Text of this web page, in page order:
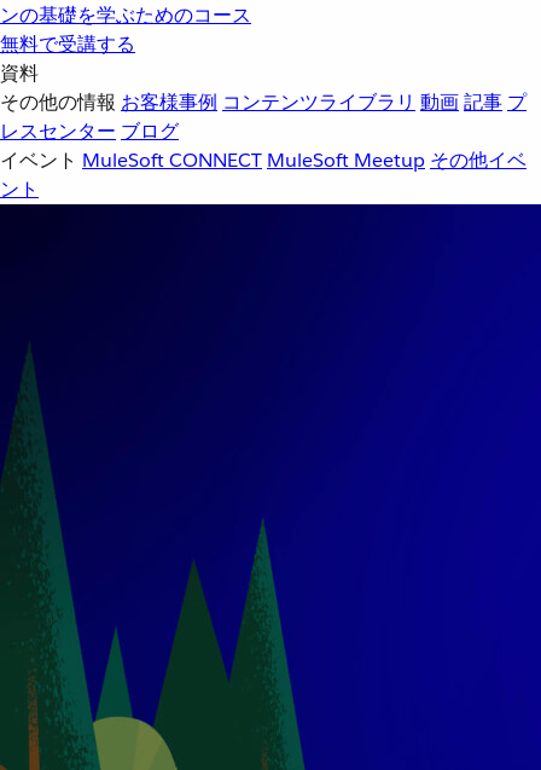
ンの基礎を学ぶためのコース
無料で受講する
資料
その他の情報 お客様事例 コンテンツライブラリ 動画記事 プ
レスセンター ブログ
イベント MuleSoft CONNECT MuleSoft Meetup その他イベ
ント